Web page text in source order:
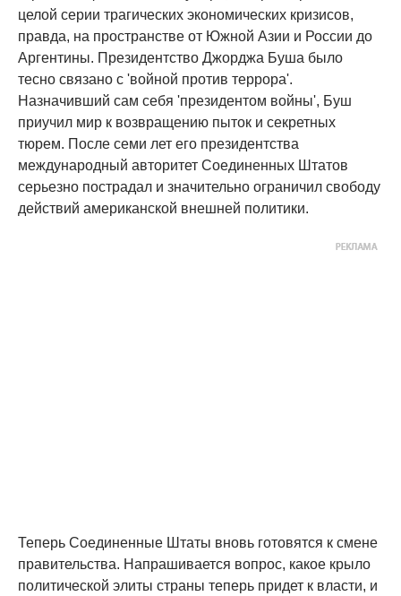
целой серии трагических экономических кризисов,
правда, на пространстве от Южной Азии и России до
Аргентины. Президентство Джорджа Буша было
тесно связано с 'войной против террора'.
Назначивший сам себя 'президентом войны', Буш
приучил мир к возвращению пыток и секретных
тюрем. После семи лет его президентства
международный авторитет Соединенных Штатов
серьезно пострадал и значительно ограничил свободу
действий американской внешней политики.
Теперь Соединенные Штаты вновь готовятся к смене
правительства. Напрашивается вопрос, какое крыло
политической элиты страны теперь придет к власти, и